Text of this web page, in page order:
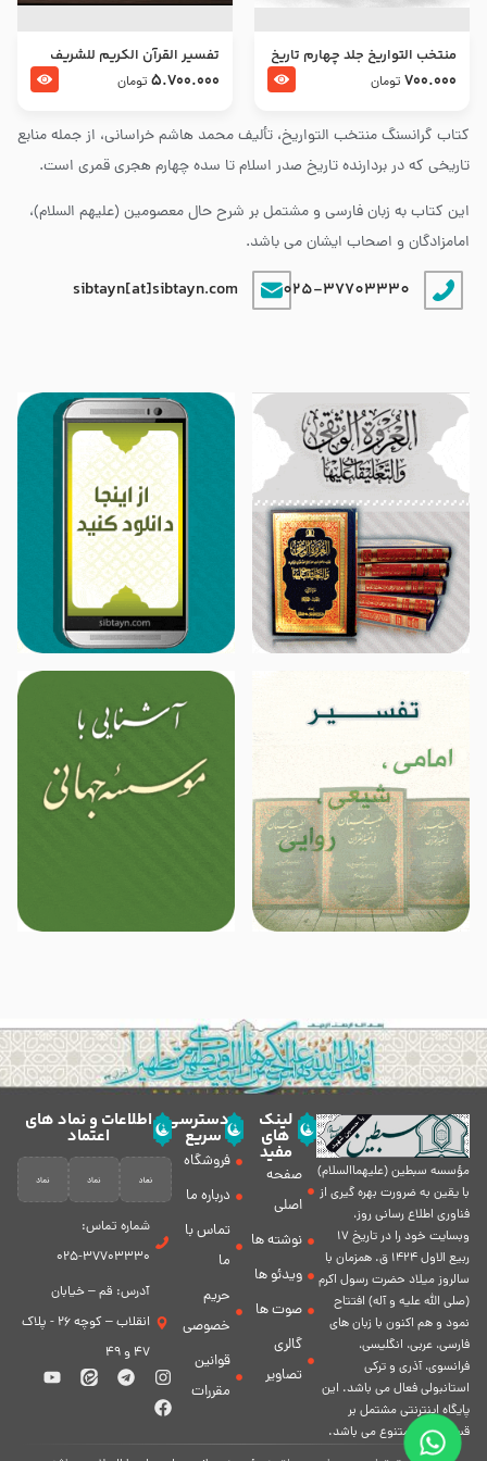
کتاب گرانسنگ منتخب التواريخ، تألیف محمد هاشم خراسانی، از جمله منابع
تاریخی که در بردارنده تاریخ صدر اسلام تا سده چهارم هجری قمری است.
این کتاب به زبان فارسی و مشتمل بر شرح حال معصومین (علیهم السلام)،
امامزادگان و اصحاب ایشان می باشد.
025-37703330
sibtayn[at]sibtayn.com
منتخب التواریخ جلد چهارم تاریخ
امام زین العابدین و امام محمد
700.000 تومان
تفسير القرآن الكريم للشريف
المرتضي قدس سرّه
5.700.000 تومان
مؤسسه سبطين (عليهماالسلام)
با يقين به ضرورت بهره گیرى از
فناورى اطلاع رسانى روز،
وبسایت خود را در تاريخ 17
ربيع الاول 1424 ق. همزمان با
سالروز ميلاد حضرت رسول اكرم
(صلی الله علیه و آله) افتتاح
نمود و هم اكنون با زبان های
فارسی، عربى، انگلیسی،
فرانسوی، آذری و ترکی
استانبولی فعال مى باشد. اين
پايگاه اينترنتى مشتمل بر
قسمت هاى متنوع مى باشد.
لینک
های
مفید
صفحه
اصلی
نوشته ها
ویدئو ها
صوت ها
گالری
تصاویر
دسترسی
سریع
فروشگاه
درباره ما
تماس با
ما
حریم
خصوصی
قوانین
مقررات
اطلاعات و نماد های
اعتماد
شماره تماس:
37703330-025
آدرس: قم – خیابان
انقلاب – کوچه 26 - پلاک
47 و 49